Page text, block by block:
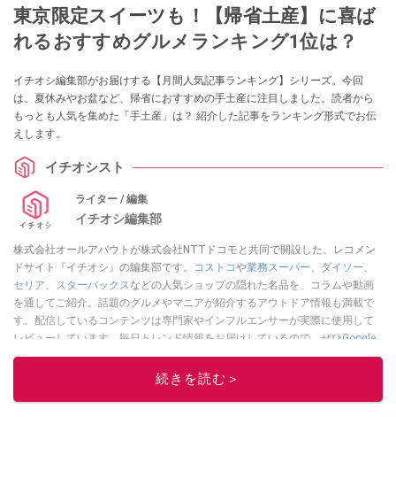
東京限定スイーツも！【帰省土産】に喜ば
れるおすすめグルメランキング1位は？
イチオシ編集部がお届けする【月間人気記事ランキング】シリーズ。今回
は、夏休みやお盆など、帰省におすすめの手土産に注目しました。読者から
もっとも人気を集めた「手土産」は？ 紹介した記事をランキング形式でお伝
えします。
イチオシスト
ライター / 編集
イチオシ編集部
株式会社オールアバウトが株式会社NTTドコモと共同で開設した、レコメン
ドサイト『イチオシ』の編集部です。
コストコや業務スーパー、 ダイソー、
セリア、 スターバックスなどの人気ショップの隠れた名品を、コラムや動画
を通してご紹介。話題のグルメやマニアが紹介するアウトドア情報も満載で
す。配信しているコンテンツは専門家やインフルエンサーが実際に使用して
レビューしています。毎日トレンド情報をお届けしているので、ぜひGoogle
ニュースでフォローしてください！
このイチオシストの他の記事を読む
続きを読む＞